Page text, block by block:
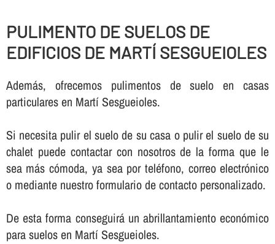
PULIMENTO DE SUELOS DE
EDIFICIOS DE MARTÍ SESGUEIOLES
Además, ofrecemos pulimentos de suelo en casas
particulares en Martí Sesgueioles.
Si necesita pulir el suelo de su casa o pulir el suelo de su
chalet puede contactar con nosotros de la forma que le
sea más cómoda, ya sea por teléfono, correo electrónico
o mediante nuestro formulario de contacto personalizado.
De esta forma conseguirá un abrillantamiento económico
para suelos en Martí Sesgueioles.